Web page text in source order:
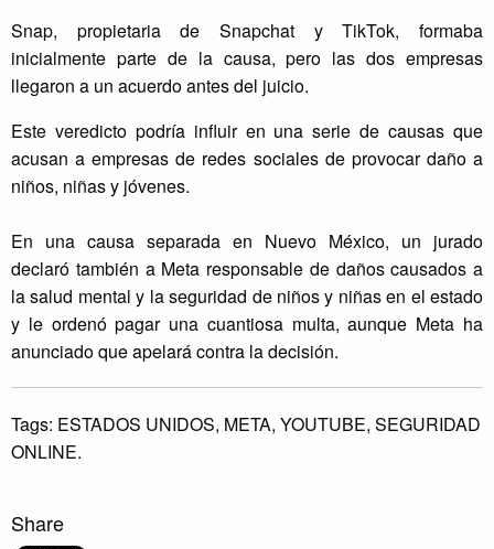
Snap, propietaria de Snapchat y TikTok, formaba
inicialmente parte de la causa, pero las dos empresas
llegaron a un acuerdo antes del juicio.
Este veredicto podría influir en una serie de causas que
acusan a empresas de redes sociales de provocar daño a
niños, niñas y jóvenes.
En una causa separada en Nuevo México, un jurado
declaró también a Meta responsable de daños causados a
la salud mental y la seguridad de niños y niñas en el estado
y le ordenó pagar una cuantiosa multa, aunque Meta ha
anunciado que apelará contra la decisión.
Tags: ESTADOS UNIDOS, META, YOUTUBE, SEGURIDAD
ONLINE.
Share